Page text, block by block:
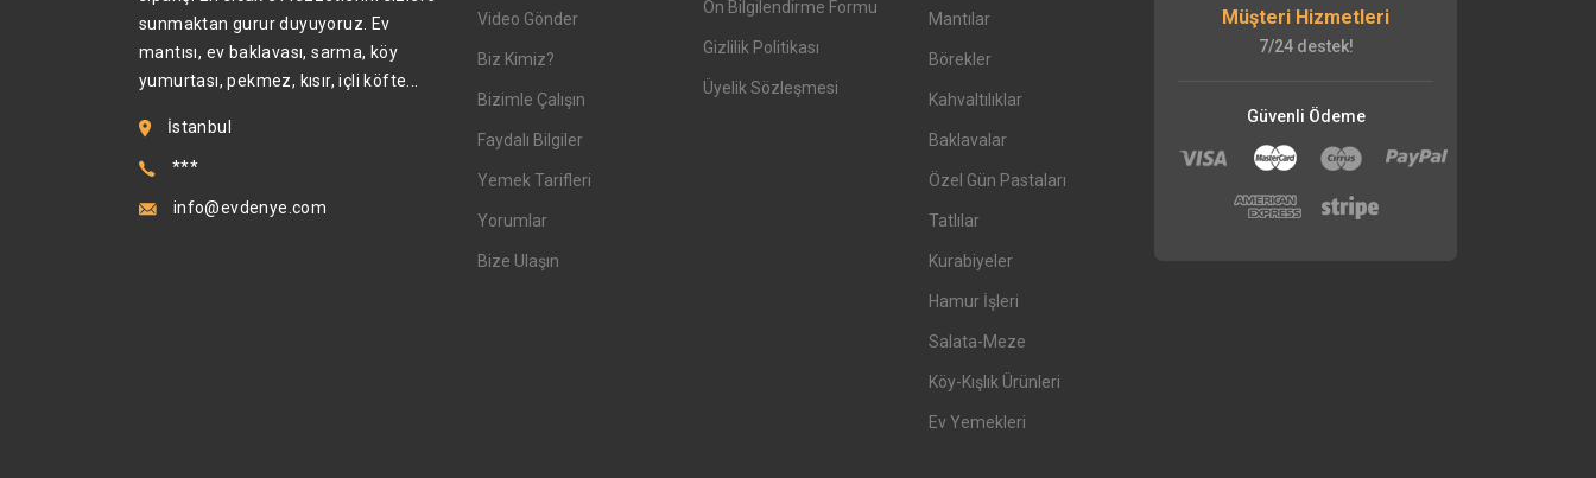
sunmaktan gurur duyuyoruz. Ev
mantısı, ev baklavası, sarma, köy
yumurtası, pekmez, kısır, içli köfte...
İstanbul
***
info@evdenye.com
Video Gönder
Biz Kimiz?
Bizimle Çalışın
Faydalı Bilgiler
Yemek Tarifleri
Yorumlar
Bize Ulaşın
Ön Bilgilendirme Formu
Gizlilik Politikası
Üyelik Sözleşmesi
Mantılar
Börekler
Kahvaltılıklar
Baklavalar
Özel Gün Pastaları
Tatlılar
Kurabiyeler
Hamur İşleri
Salata-Meze
Köy-Kışlık Ürünleri
Ev Yemekleri
Müşteri Hizmetleri
7/24 destek!
Güvenli Ödeme